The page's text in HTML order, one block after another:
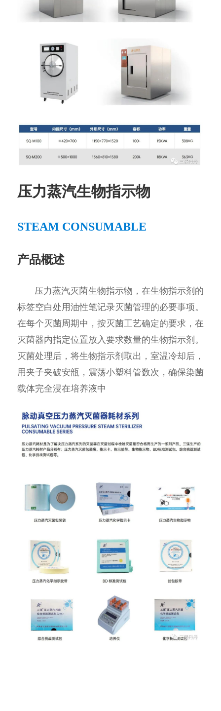
压力蒸汽生物指示物
STEAM CONSUMABLE
产品概述
压力蒸汽灭菌生物指示物，在生物指示剂的
标签空白处用油性笔记录灭菌管理的必要事项。
在每个灭菌周期中，按灭菌工艺确定的要求，在
灭菌器内指定位置放入要求数量的生物指示剂。
灭菌处理后，将生物指示剂取出，室温冷却后，
用夹子夹破安瓿，震荡小塑料管数次，确保染菌
载体完全浸在培养液中